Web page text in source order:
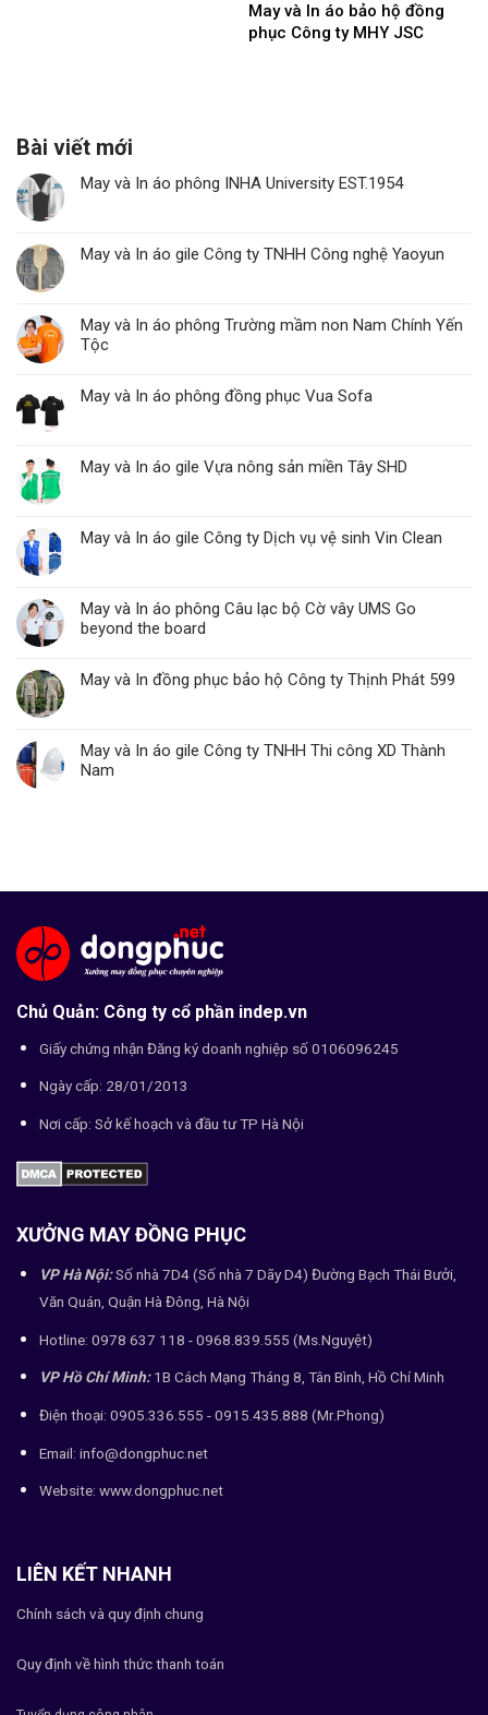
May và In áo bảo hộ đồng
phục Công ty MHY JSC
Bài viết mới
May và In áo phông INHA University EST.1954
May và In áo gile Công ty TNHH Công nghệ Yaoyun
May và In áo phông Trường mầm non Nam Chính Yến
Tộc
May và In áo phông đồng phục Vua Sofa
May và In áo gile Vựa nông sản miền Tây SHD
May và In áo gile Công ty Dịch vụ vệ sinh Vin Clean
May và In áo phông Câu lạc bộ Cờ vây UMS Go
beyond the board
May và In đồng phục bảo hộ Công ty Thịnh Phát 599
May và In áo gile Công ty TNHH Thi công XD Thành
Nam
Chủ Quản: Công ty cổ phần indep.vn
Giấy chứng nhận Đăng ký doanh nghiệp số 0106096245
Ngày cấp: 28/01/2013
Nơi cấp: Sở kế hoạch và đầu tư TP Hà Nội
XƯỞNG MAY ĐỒNG PHỤC
VP Hà Nội:Số nhà 7D4 (Số nhà 7 Dãy D4) Đường Bạch Thái Bưởi,
Văn Quán, Quận Hà Đông, Hà Nội
Hotline: 0978 637 118 - 0968.839.555 (Ms.Nguyệt)
VP Hồ Chí Minh:1B Cách Mạng Tháng 8, Tân Bình, Hồ Chí Minh
Điện thoại: 0905.336.555 - 0915.435.888 (Mr.Phong)
Email: info@dongphuc.net
Website: www.dongphuc.net
LIÊN KẾT NHANH
Chính sách và quy định chung
Quy định về hình thức thanh toán